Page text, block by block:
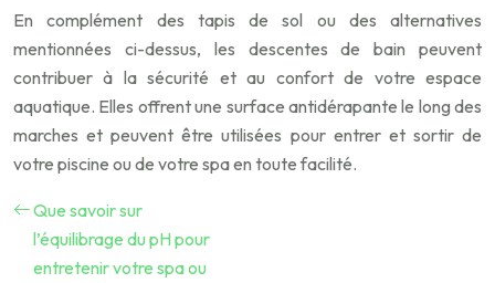
En complément des tapis de sol ou des alternatives
mentionnées ci-dessus, les descentes de bain peuvent
contribuer à la sécurité et au confort de votre espace
aquatique. Elles offrent une surface antidérapante le long des
marches et peuvent être utilisées pour entrer et sortir de
votre piscine ou de votre spa en toute facilité.
Que savoir sur
l’équilibrage du pH pour
entretenir votre spa ou